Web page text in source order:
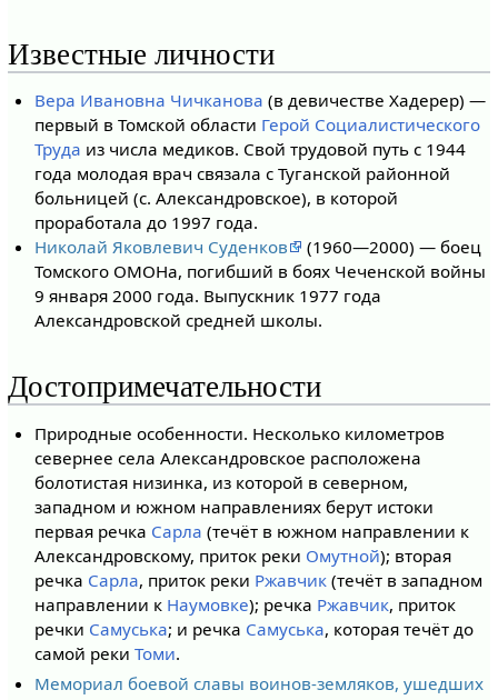
Известные личности
Вера Ивановна Чичканова (в девичестве Хадерер) —
первый в Томской области Герой Социалистического
Труда из числа медиков. Свой трудовой путь с 1944
года молодая врач связала с Туганской районной
больницей (с. Александровское), в которой
проработала до 1997 года.
Николай Яковлевич Суденков
(1960—2000) — боец
Томского ОМОНа, погибший в боях Чеченской войны
9 января 2000 года. Выпускник 1977 года
Александровской средней школы.
Достопримечательности
Природные особенности. Несколько километров
севернее села Александровское расположена
болотистая низинка, из которой в северном,
западном и южном направлениях берут истоки
первая речка Сарла (течёт в южном направлении к
Александровскому, приток реки Омутной); вторая
речка Сарла, приток реки Ржавчик (течёт в западном
направлении к Наумовке); речка Ржавчик, приток
речки Самуська; и речка Самуська, которая течёт до
самой рекиТоми.
Мемориал боевой славы воинов-земляков, ушедших